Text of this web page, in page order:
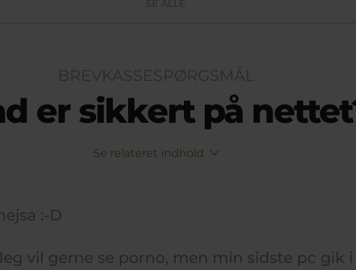
SE ALLE
BREVKASSESPØRGSMÅL
er sikkert på
Se relateret indhold
:-D
vil gerne se porno, men min sidste pc gik